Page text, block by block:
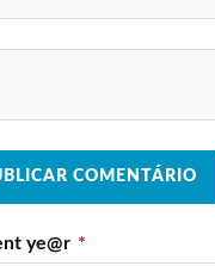
ye@r *